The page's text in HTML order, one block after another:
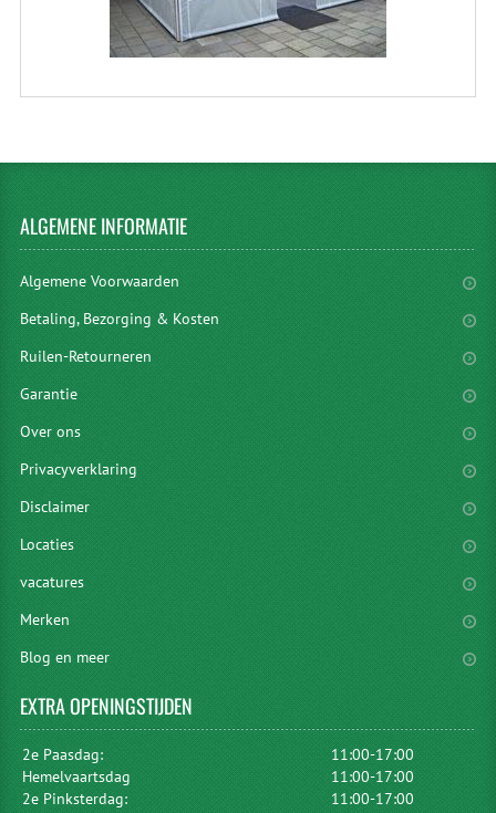
ALGEMENEINFORMATIE
Algemene Voorwaarden
Betaling, Bezorging & Kosten
Ruilen-Retourneren
Garantie
Over ons
Privacyverklaring
Disclaimer
Locaties
vacatures
Merken
Blog en meer
EXTRAOPENINGSTIJDEN
2e Paasdag:
11:00-17:00
Hemelvaartsdag
11:00-17:00
2e Pinksterdag:
11:00-17:00